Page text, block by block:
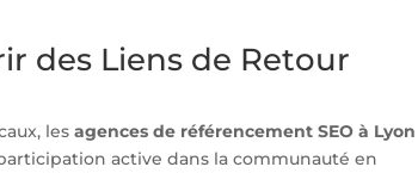
des Liens de Retour
lesagences de référencement SEO à Lyon
active dans la communauté en